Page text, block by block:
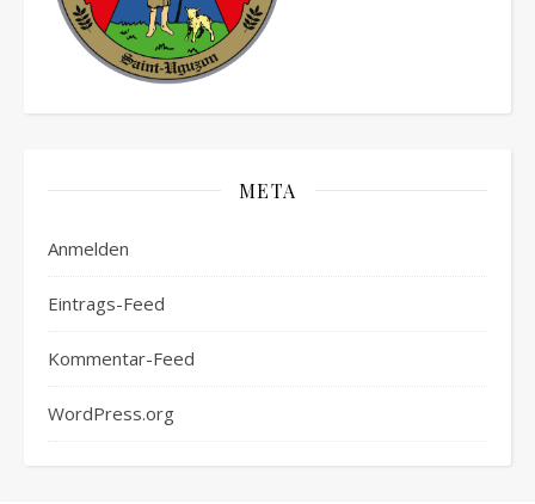
META
Anmelden
Eintrags-Feed
Kommentar-Feed
WordPress.org